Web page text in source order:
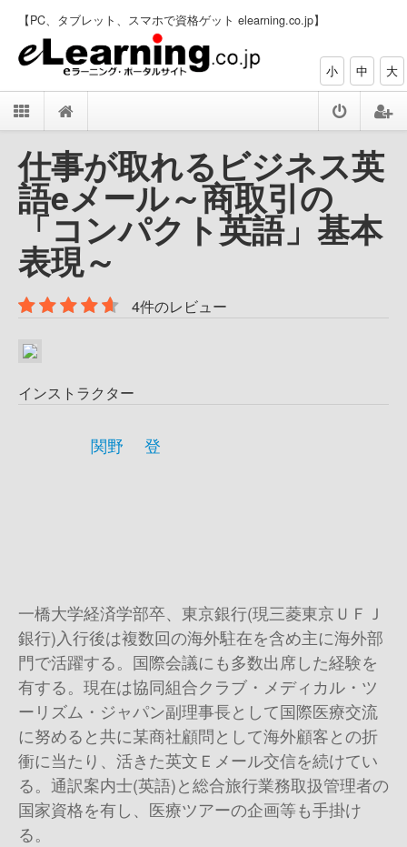
【PC、タブレット、スマホで資格ゲット elearning.co.jp】
小 中 大
仕事が取れるビジネス英
語eメール～商取引の
「コンパクト英語」基本
表現～
4件のレビュー
インストラクター
関野 登
一橋大学経済学部卒、東京銀行(現三菱東京ＵＦＪ
銀行)入行後は複数回の海外駐在を含め主に海外部
門で活躍する。国際会議にも多数出席した経験を
有する。現在は協同組合クラブ・メディカル・ツ
ーリズム・ジャパン副理事長として国際医療交流
に努めると共に某商社顧問として海外顧客との折
衝に当たり、活きた英文Ｅメール交信を続けてい
る。通訳案内士(英語)と総合旅行業務取扱管理者の
国家資格を有し、医療ツアーの企画等も手掛け
る。